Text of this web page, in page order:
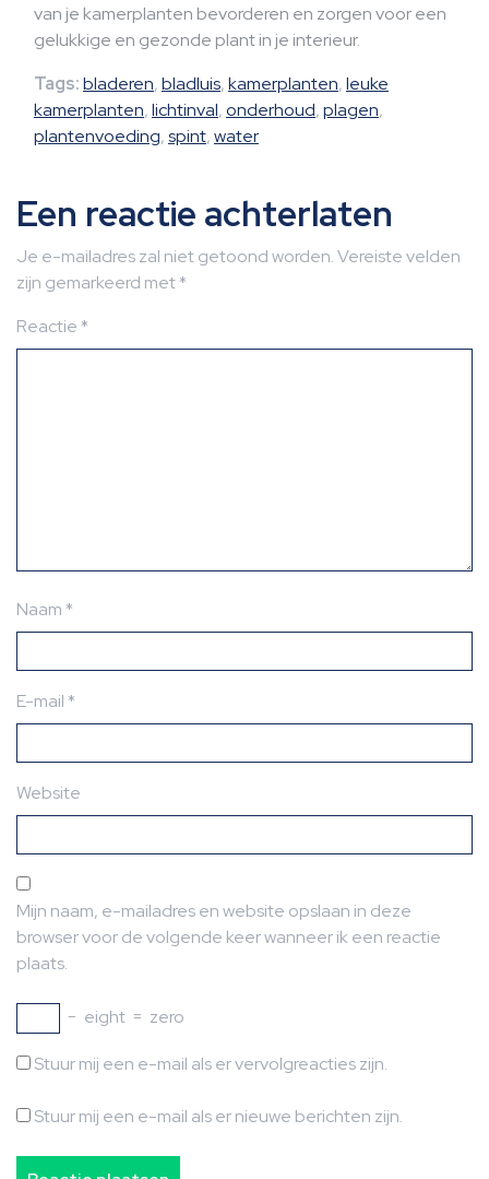
van je kamerplanten bevorderen en zorgen voor een
gelukkige en gezonde plant in je interieur.
Tags:bladeren,bladluis,kamerplanten,leuke
kamerplanten,lichtinval,onderhoud,plagen,
plantenvoeding,spint,water
Een reactie achterlaten
Je e-mailadres zal niet getoond worden.Vereiste velden
zijn gemarkeerd met*
Reactie*
Naam*
E-mail*
Website
Mijn naam, e-mailadres en website opslaan in deze
browser voor de volgende keer wanneer ik een reactie
plaats.
− eight = zero
Stuur mij een e-mail als er vervolgreacties zijn.
Stuur mij een e-mail als er nieuwe berichten zijn.